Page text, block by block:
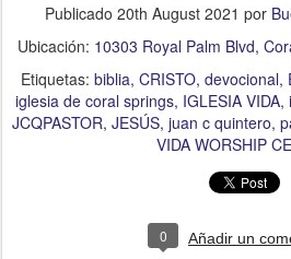
Publicado 20th August 2021 por
Ubicación: 10303 Royal Palm Blvd,
Etiquetas: biblia CRISTO devocional
iglesia de coral springs IGLESIA VIDA
JCQPASTOR JESÚS juan c quintero
VIDA WORSHIP
0 Añadir un